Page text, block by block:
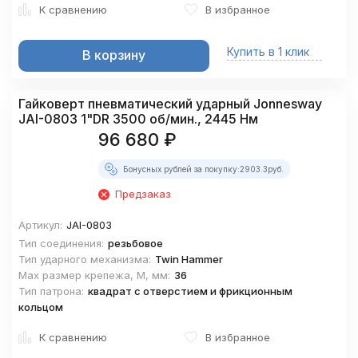
К сравнению В избранное
В корзину Купить в 1 клик
Гайковерт пневматический ударный Jonnesway
JAI-0803 1"DR 3500 об/мин., 2445 Нм
96 680 ₽
Бонусных рублей за покупку:2903.3руб.
Предзаказ
Артикул: JAI-0803
Тип соединения: резьбовое
Тип ударного механизма: Twin Hammer
Max размер крепежа, М, мм: 36
Тип патрона: квадрат с отверстием и фрикционным
кольцом
К сравнению В избранное